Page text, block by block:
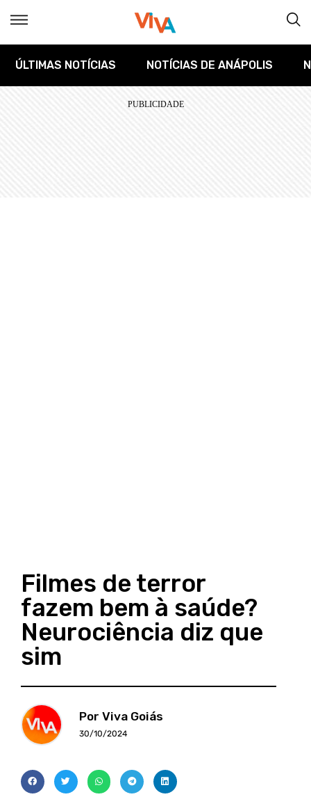
ÚLTIMAS NOTÍCIAS NOTÍCIAS DE ANÁPOLIS
Filmes de terror
fazem bem à saúde?
Neurociência diz que
sim
Por Viva Goiás
30/10/2024